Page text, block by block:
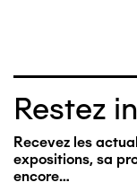
Restez
Recevez les
expositions, sa
encore…